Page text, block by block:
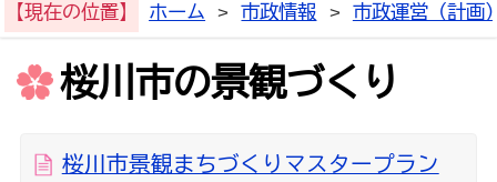
【現在の位置】 ホーム > 市政情報 > 市政運営（計画
桜川市の景観づくり
桜川市景観まちづくりマスタープラン